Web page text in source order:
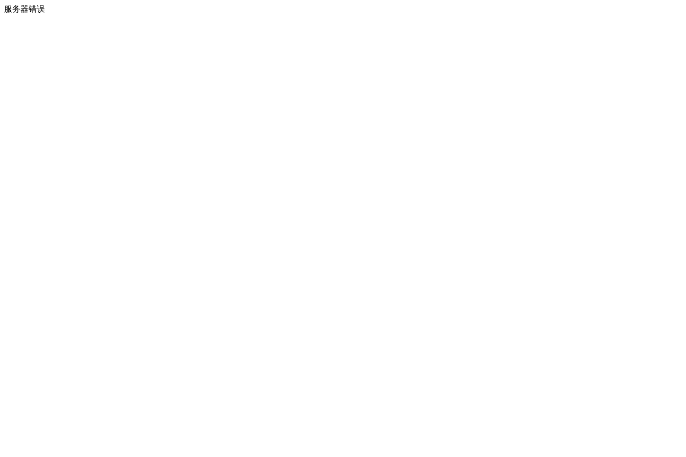
服务器错误